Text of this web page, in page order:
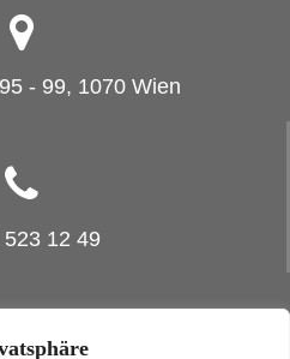
- 99, 1070 Wien
12 49